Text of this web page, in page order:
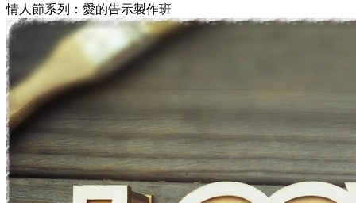
情人節系列：愛的告示製作班